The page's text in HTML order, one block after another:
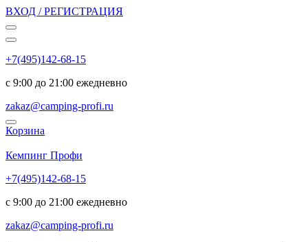
ВХОД / РЕГИСТРАЦИЯ
+7(495)142-68-15
с 9:00 до 21:00 ежедневно
zakaz@camping-profi.ru
Корзина
Кемпинг Профи
+7(495)142-68-15
с 9:00 до 21:00 ежедневно
zakaz@camping-profi.ru